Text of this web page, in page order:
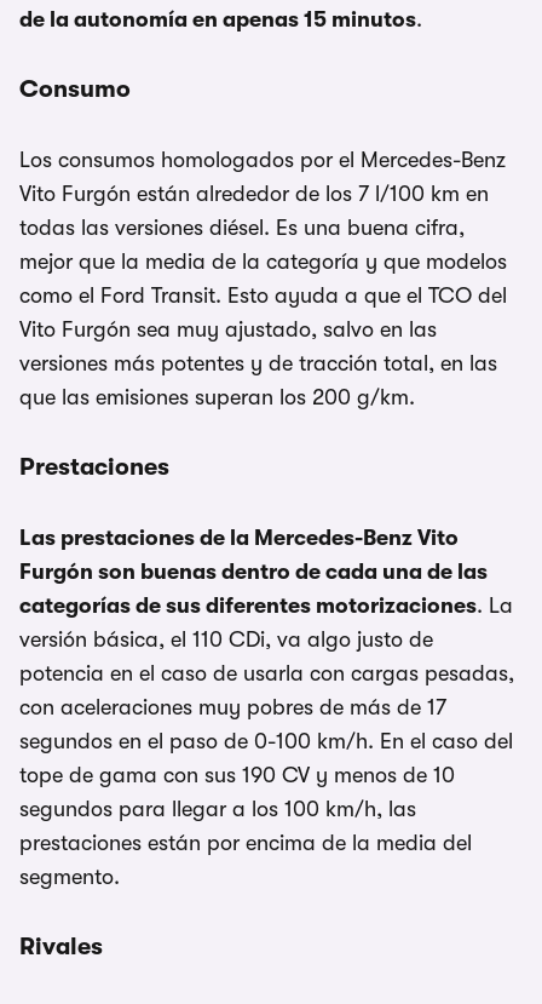
de la autonomía en apenas 15 minutos.
Consumo
Los consumos homologados por el Mercedes-Benz
Vito Furgón están alrededor de los 7 l/100 km en
todas las versiones diésel. Es una buena cifra,
mejor que la media de la categoría y que modelos
como el Ford Transit. Esto ayuda a que el TCO del
Vito Furgón sea muy ajustado, salvo en las
versiones más potentes y de tracción total, en las
que las emisiones superan los 200 g/km.
Prestaciones
Las prestaciones de la Mercedes-Benz Vito
Furgón son buenas dentro de cada una de las
categorías de sus diferentes motorizaciones. La
versión básica, el 110 CDi, va algo justo de
potencia en el caso de usarla con cargas pesadas,
con aceleraciones muy pobres de más de 17
segundos en el paso de 0-100 km/h. En el caso del
tope de gama con sus 190 CV y menos de 10
segundos para llegar a los 100 km/h, las
prestaciones están por encima de la media del
segmento.
Rivales